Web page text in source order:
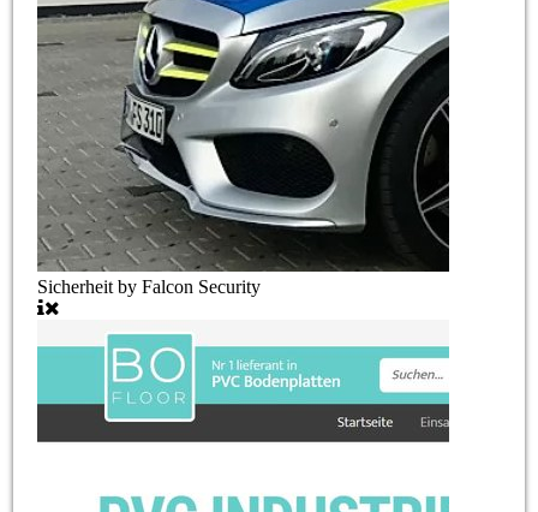
Sicherheit by Falcon Security